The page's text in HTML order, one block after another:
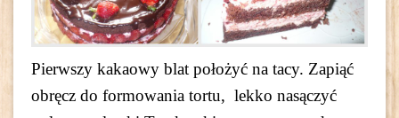
Pierwszy kakaowy blat położyć na tacy. Zapiąć
obręcz do formowania tortu, lekko nasączyć